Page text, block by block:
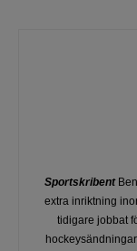
Sportskribent
extra inriktning
tidigare jobbat